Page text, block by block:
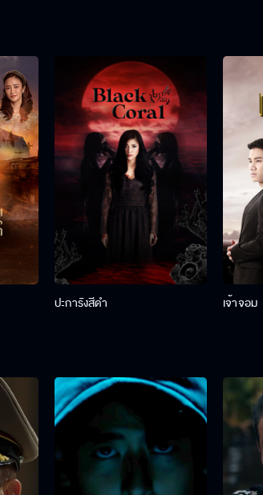
ปะการังสีดำ เจ้าจอม